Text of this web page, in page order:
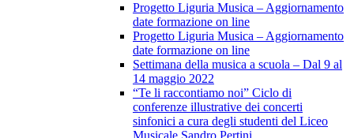
Progetto Liguria Musica – Aggiornamento
date formazione on line
Progetto Liguria Musica – Aggiornamento
date formazione on line
Settimana della musica a scuola – Dal 9 al
14 maggio 2022
“Te li raccontiamo noi” Ciclo di
conferenze illustrative dei concerti
sinfonici a cura degli studenti del Liceo